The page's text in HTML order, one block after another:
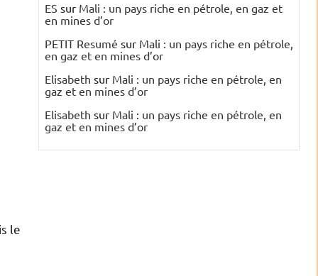
le
ES sur Mali : un pays riche en pétrole, en gaz et
en mines d’or
PETIT Resumé sur Mali : un pays riche en pétrole,
en gaz et en mines d’or
Elisabeth sur Mali : un pays riche en pétrole, en
gaz et en mines d’or
Elisabeth sur Mali : un pays riche en pétrole, en
gaz et en mines d’or